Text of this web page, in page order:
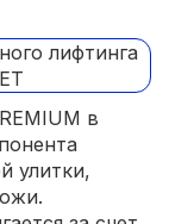
в
улитки,